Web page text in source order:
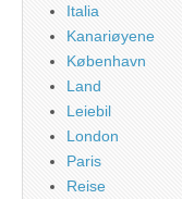
Italia
Kanariøyene
København
Land
Leiebil
London
Paris
Reise